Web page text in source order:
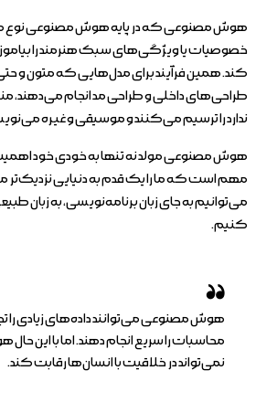
هوش مصنوعی که در پایه هوش مصنوعی نوع مولد
خصوصیات یا ویژگی‌های سبک هنرمند را
کند. همین فرآیند برای مدل‌هایی که متون و
طراحی‌های داخلی و طراحی مد انجام می‌دهند،
ندارد را ترسیم می‌کنند و موسیقی و غیره
هوش مصنوعی مولد نه تنها به خودی خود اهمیت
مهم است که ما را یک قدم به دنیایی نزدیک‌تر
می‌توانیم به جای زبان برنامه‌نویسی، به زبان طبیعی
کنیم.
هوش مصنوعی می‌توانند داده‌های زیادی را
محاسبات را سریع انجام دهند. اما با این
نمی‌تواند در خلاقیت با انسان‌ها رقابت کند.